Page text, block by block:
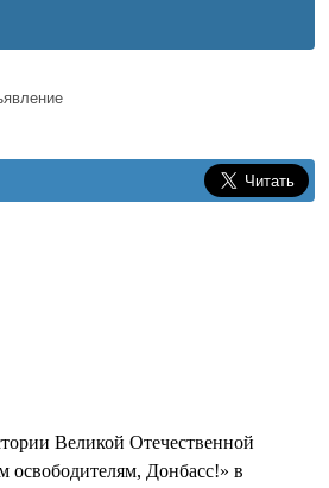
Великой Отечественной
Донбасс!» в